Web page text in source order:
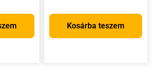
Kosárba teszem